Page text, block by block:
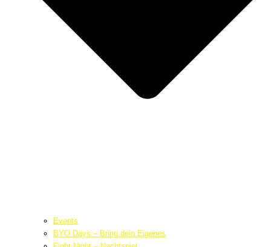
Events
BYO Days – Bring dein Eigenes